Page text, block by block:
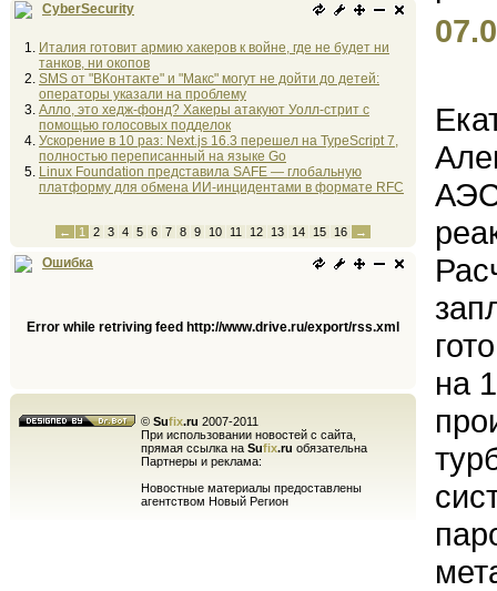
CyberSecurity
Италия готовит армию хакеров к войне, где не будет ни
танков, ни окопов
SMS от "ВКонтакте" и "Макс" могут не дойти до детей:
операторы указали на проблему
Алло, это хедж-фонд? Хакеры атакуют Уолл-стрит с
помощью голосовых подделок
Ускорение в 10 раз: Next.js 16.3 перешел на TypeScript 7,
полностью переписанный на языке Go
Linux Foundation представила SAFE — глобальную
платформу для обмена ИИ-инцидентами в формате RFC
← 1 2 3 4 5 6 7 8 9 10 11 12 13 14 15 16 →
Ошибка
Error while retriving feed http://www.drive.ru/export/rss.xml
© Sufix.ru 2007-2011
При использовании новостей с сайта,
прямая ссылка на Sufix.ru обязательна
Партнеры и реклама:
Новостные материалы предоставлены
агентством Новый Регион
АЭС
на